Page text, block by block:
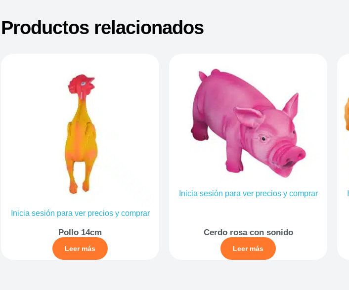
Productos relacionados
Inicia sesión para ver precios y comprar
Pollo 14cm
Leer más
Inicia sesión para ver precios y comprar
Cerdo rosa con sonido
Leer más